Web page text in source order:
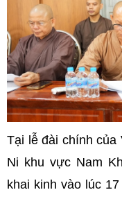
Tại lễ đài chính của
Ni khu vực Nam
khai kinh vào lúc